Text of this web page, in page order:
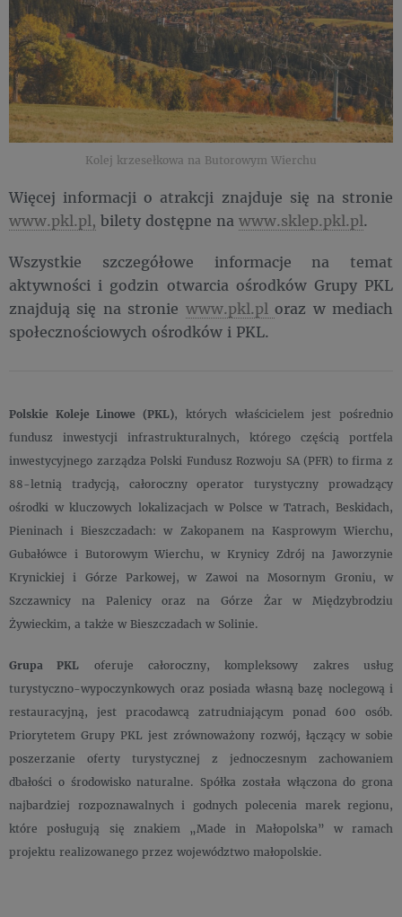
Kolej krzesełkowa na Butorowym Wierchu
Więcej informacji o atrakcji znajduje się na stronie
www.pkl.pl, bilety dostępne na www.sklep.pkl.pl.
Wszystkie szczegółowe informacje na temat
aktywności i godzin otwarcia ośrodków Grupy PKL
znajdują się na stronie www.pkl.ploraz w mediach
społecznościowych ośrodków i PKL.
Polskie Koleje Linowe (PKL), których właścicielem jest pośrednio
fundusz inwestycji infrastrukturalnych, którego częścią portfela
inwestycyjnego zarządza Polski Fundusz Rozwoju SA (PFR) to firma z
88-letnią tradycją, całoroczny operator turystyczny prowadzący
ośrodki w kluczowych lokalizacjach w Polsce w Tatrach, Beskidach,
Pieninach i Bieszczadach: w Zakopanem na Kasprowym Wierchu,
Gubałówce i Butorowym Wierchu, w Krynicy Zdrój na Jaworzynie
Krynickiej i Górze Parkowej, w Zawoi na Mosornym Groniu, w
Szczawnicy na Palenicy oraz na Górze Żar w Międzybrodziu
Żywieckim, a także w Bieszczadach w Solinie.
Grupa PKL oferuje całoroczny, kompleksowy zakres usług
turystyczno-wypoczynkowych oraz posiada własną bazę noclegową i
restauracyjną, jest pracodawcą zatrudniającym ponad 600 osób.
Priorytetem Grupy PKL jest zrównoważony rozwój, łączący w sobie
poszerzanie oferty turystycznej z jednoczesnym zachowaniem
dbałości o środowisko naturalne. Spółka została włączona do grona
najbardziej rozpoznawalnych i godnych polecenia marek regionu,
które posługują się znakiem „Made in Małopolska” w ramach
projektu realizowanego przez województwo małopolskie.